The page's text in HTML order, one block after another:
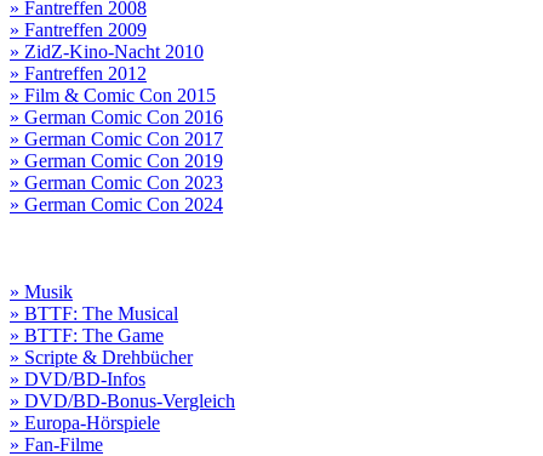
» Fantreffen 2008
» Fantreffen 2009
» ZidZ-Kino-Nacht 2010
» Fantreffen 2012
» Film & Comic Con 2015
» German Comic Con 2016
» German Comic Con 2017
» German Comic Con 2019
» German Comic Con 2023
» German Comic Con 2024
» Musik
» BTTF: The Musical
» BTTF: The Game
» Scripte & Drehbücher
» DVD/BD-Infos
» DVD/BD-Bonus-Vergleich
» Europa-Hörspiele
» Fan-Filme